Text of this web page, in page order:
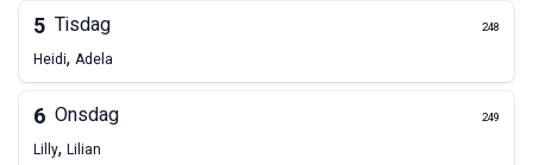
5 Tisdag 248
Heidi, Adela
6 Onsdag 249
Lilly, Lilian